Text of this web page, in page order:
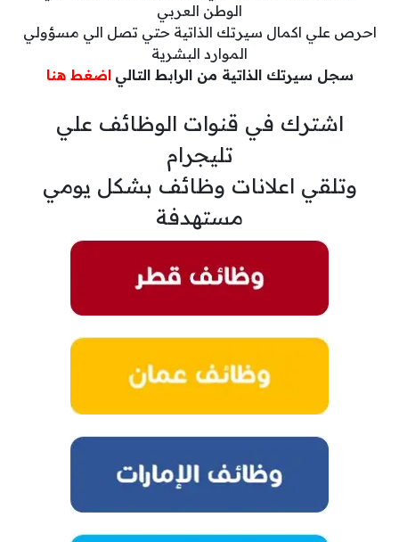
الوطن العربي
احرص علي اكمال سيرتك الذاتية حتي تصل الي مسؤولي
الموارد البشرية
سجل سيرتك الذاتية من الرابط التالي اضغط هنا
اشترك في قنوات الوظائف علي
تليجرام
وتلقي اعلانات وظائف بشكل يومي
مستهدفة